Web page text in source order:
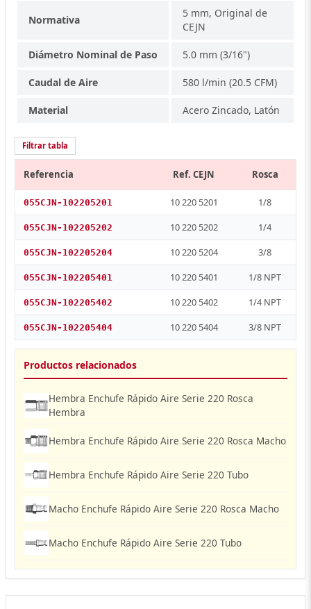
Normativa
5 mm, Original de
CEJN
Diámetro Nominal de Paso 5.0 mm (3/16")
Caudal de Aire 580 l/min (20.5 CFM)
Material Acero Zincado, Latón
Filtrar tabla
Referencia Ref. CEJN Rosca
055CJN-102205201 10 220 5201 1/8
055CJN-102205202 10 220 5202 1/4
055CJN-102205204 10 220 5204 3/8
055CJN-102205401 10 220 5401 1/8 NPT
055CJN-102205402 10 220 5402 1/4 NPT
055CJN-102205404 10 220 5404 3/8 NPT
Productos relacionados
Hembra Enchufe Rápido Aire Serie 220 Rosca
Hembra
Hembra Enchufe Rápido Aire Serie 220 Rosca Macho
Hembra Enchufe Rápido Aire Serie 220 Tubo
Macho Enchufe Rápido Aire Serie 220 Rosca Macho
Macho Enchufe Rápido Aire Serie 220 Tubo